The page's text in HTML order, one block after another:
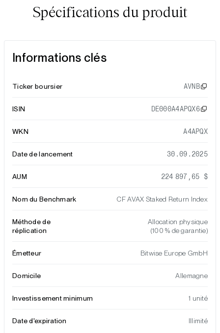
Spécifications du produit
Informations clés
Ticker boursier AVNB
ISIN DE000A4APQX6
WKN A4APQX
Date de lancement 30.09.2025
AUM 224 897,65 $
Nom du Benchmark CF AVAX Staked Return Index
Méthode de
réplication
Allocation physique
(100 % de garantie)
Émetteur Bitwise Europe GmbH
Domicile Allemagne
Investissement minimum 1 unité
Date d'expiration Illimité